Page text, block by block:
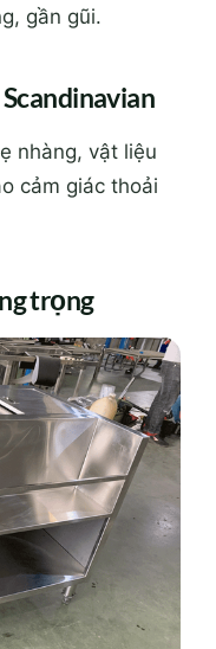
gần gũi.
nhàng, vật liệu
cảm giác thoải
trọng